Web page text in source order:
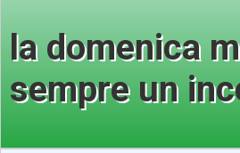
la domenica
sempre un